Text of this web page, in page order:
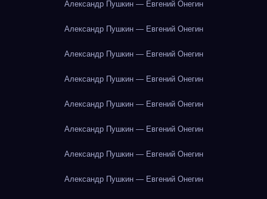
Александр Пушкин — Евгений Онегин
Александр Пушкин — Евгений Онегин
Александр Пушкин — Евгений Онегин
Александр Пушкин — Евгений Онегин
Александр Пушкин — Евгений Онегин
Александр Пушкин — Евгений Онегин
Александр Пушкин — Евгений Онегин
Александр Пушкин — Евгений Онегин